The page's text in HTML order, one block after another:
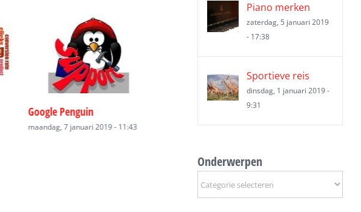
Duurzame relatiegeschenken
maandag, 7 januari 2019 - 11:43
Piano merken
zaterdag, 5 januari 2019
- 17:38
Sportieve reis
dinsdag, 1 januari 2019 -
9:31
Onderwerpen
Onderwerpen